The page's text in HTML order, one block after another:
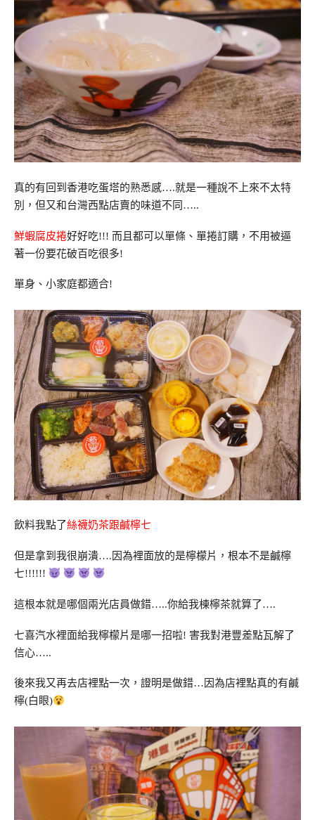
真的有回到香港吃蛋塔的熟悉感….就是一種說不上來不太特
別，但又和台灣西點店賣的味道不同…..
鮮蝦腐皮捲好好吃!!! 而且都可以單條、單捲訂購，不用被逼
著一份要花破百吃很多!
單身、小家庭都適合!
飲料我點了絲襪奶茶跟鹹檸七
但是拿到我很崩潰….因為裡面放的是檸檬片，根本不是鹹檸
七!!!!!!
這根本就是哪個兩光店員做錯…..你給我棟檸茶就算了….
七喜汽水裡面給我檸檬片是哪一招啦! 害我對港豐差點瓦解了
信心…..
後來我又再去店裡點一次，證明是做錯…因為店裡點真的有鹹
檸(白眼)